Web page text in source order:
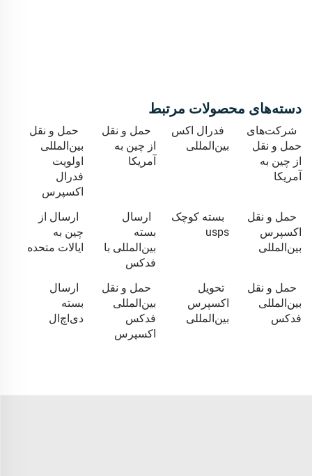
دسته‌های محصولات مرتبط
شرکت‌های
حمل و نقل
از چین به
آمریکا
فدرال اکس
بین‌المللی
حمل و نقل
از چین به
آمریکا
حمل و نقل
بین‌المللی
اولویت
فدرال
اکسپرس
حمل و نقل
اکسپرس
بین‌المللی
بسته کوچک
usps
ارسال
بسته
بین‌المللی با
فدکس
ارسال از
چین به
ایالات متحده
حمل و نقل
بین‌المللی
فدکس
تحویل
اکسپرس
بین‌المللی
حمل و نقل
بین‌المللی
فدکس
اکسپرس
ارسال
بسته
دی‌اچ‌ال